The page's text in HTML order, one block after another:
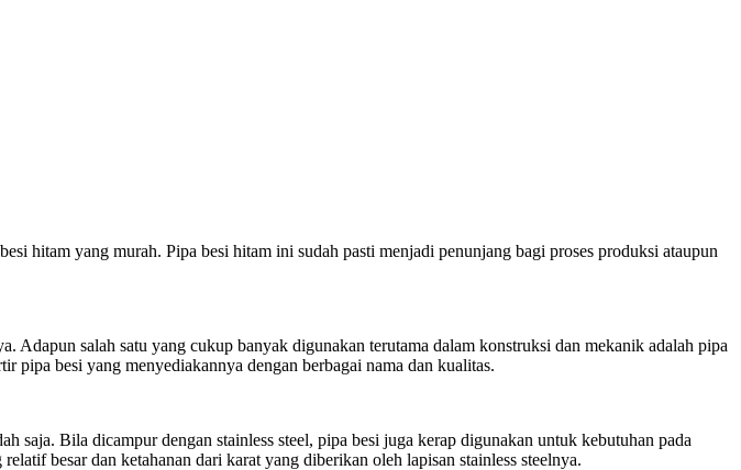
hitam yang murah. Pipa besi hitam ini sudah pasti menjadi penunjang bagi proses produksi ataupun
Adapun salah satu yang cukup banyak digunakan terutama dalam konstruksi dan mekanik adalah pipa
besi yang menyediakannya dengan berbagai nama dan kualitas.
saja. Bila dicampur dengan stainless steel, pipa besi juga kerap digunakan untuk kebutuhan pada
besar dan ketahanan dari karat yang diberikan oleh lapisan stainless steelnya.